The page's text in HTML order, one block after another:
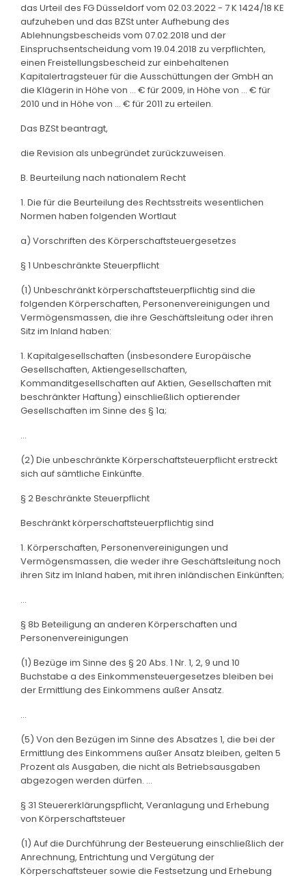
das Urteil des FG Düsseldorf vom 02.03.2022 - 7 K 1424/18 KE
aufzuheben und das BZSt unter Aufhebung des
Ablehnungsbescheids vom 07.02.2018 und der
Einspruchsentscheidung vom 19.04.2018 zu verpflichten,
einen Freistellungsbescheid zur einbehaltenen
Kapitalertragsteuer für die Ausschüttungen der GmbH an
die Klägerin in Höhe von ... € für 2009, in Höhe von ... € für
2010 und in Höhe von ... € für 2011 zu erteilen.
Das BZSt beantragt,
die Revision als unbegründet zurückzuweisen.
B. Beurteilung nach nationalem Recht
1. Die für die Beurteilung des Rechtsstreits wesentlichen
Normen haben folgenden Wortlaut
a) Vorschriften des Körperschaftsteuergesetzes
§ 1 Unbeschränkte Steuerpflicht
(1) Unbeschränkt körperschaftsteuerpflichtig sind die
folgenden Körperschaften, Personenvereinigungen und
Vermögensmassen, die ihre Geschäftsleitung oder ihren
Sitz im Inland haben:
1. Kapitalgesellschaften (insbesondere Europäische
Gesellschaften, Aktiengesellschaften,
Kommanditgesellschaften auf Aktien, Gesellschaften mit
beschränkter Haftung) einschließlich optierender
Gesellschaften im Sinne des § 1a;
...
(2) Die unbeschränkte Körperschaftsteuerpflicht erstreckt
sich auf sämtliche Einkünfte.
§ 2 Beschränkte Steuerpflicht
Beschränkt körperschaftsteuerpflichtig sind
1. Körperschaften, Personenvereinigungen und
Vermögensmassen, die weder ihre Geschäftsleitung noch
ihren Sitz im Inland haben, mit ihren inländischen Einkünften;
...
§ 8b Beteiligung an anderen Körperschaften und
Personenvereinigungen
(1) Bezüge im Sinne des § 20 Abs. 1 Nr. 1, 2, 9 und 10
Buchstabe a des Einkommensteuergesetzes bleiben bei
der Ermittlung des Einkommens außer Ansatz.
...
(5) Von den Bezügen im Sinne des Absatzes 1, die bei der
Ermittlung des Einkommens außer Ansatz bleiben, gelten 5
Prozent als Ausgaben, die nicht als Betriebsausgaben
abgezogen werden dürfen. ...
§ 31 Steuererklärungspflicht, Veranlagung und Erhebung
von Körperschaftsteuer
(1) Auf die Durchführung der Besteuerung einschließlich der
Anrechnung, Entrichtung und Vergütung der
Körperschaftsteuer sowie die Festsetzung und Erhebung